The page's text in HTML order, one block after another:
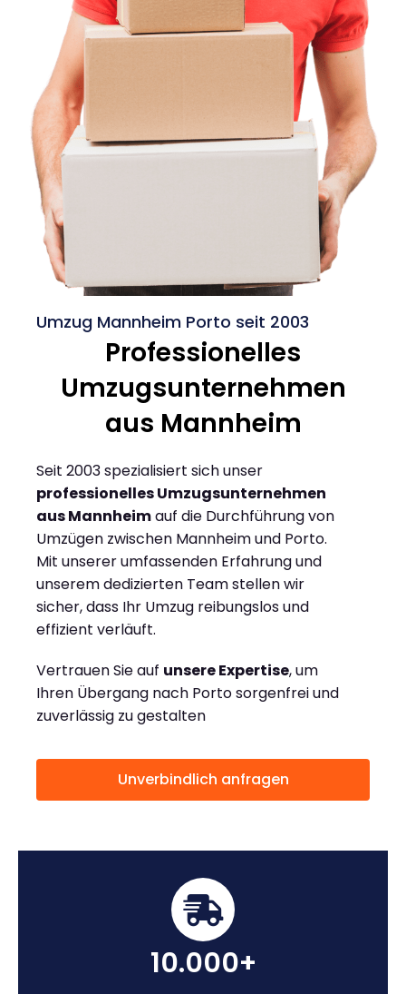
Umzug Mannheim Porto seit 2003
Professionelles
Umzugsunternehmen
aus Mannheim
Seit 2003 spezialisiert sich unser
professionelles Umzugsunternehmen
aus Mannheimauf die Durchführung von
Umzügen zwischen Mannheim und Porto.
Mit unserer umfassenden Erfahrung und
unserem dedizierten Team stellen wir
sicher, dass Ihr Umzug reibungslos und
effizient verläuft.
Vertrauen Sie auf unsere Expertise, um
Ihren Übergang nach Porto sorgenfrei und
zuverlässig zu gestalten
Unverbindlich anfragen
10.000+